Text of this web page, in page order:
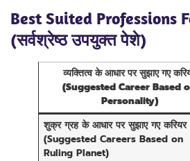
Best Suited Professions
(सर्वश्रेष्ठ उपयुक्त पेशे)
व्यक्तित्व के आधार पर सुझाए गए
(Suggested Career Based
Personality)
शुक्र ग्रह के आधार पर सुझाए गए करियर
(Suggested Careers Based on
Ruling Planet)